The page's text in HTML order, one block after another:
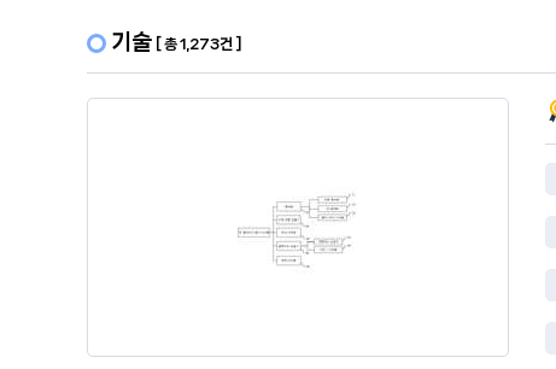
기술 [ 총 1,273건 ]